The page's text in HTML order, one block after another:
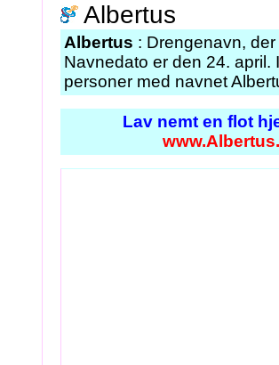
Albertus
Albertus : Drengenavn,
Navnedato er den 24.
personer med navnet
Lav nemt en flot